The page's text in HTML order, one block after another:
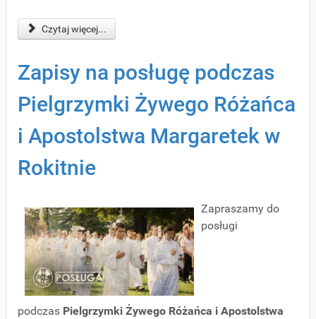
Czytaj więcej...
Zapisy na posługę podczas
Pielgrzymki Żywego Różańca
i Apostolstwa Margaretek w
Rokitnie
Zapraszamy do
posługi
podczas Pielgrzymki Żywego Różańca i Apostolstwa